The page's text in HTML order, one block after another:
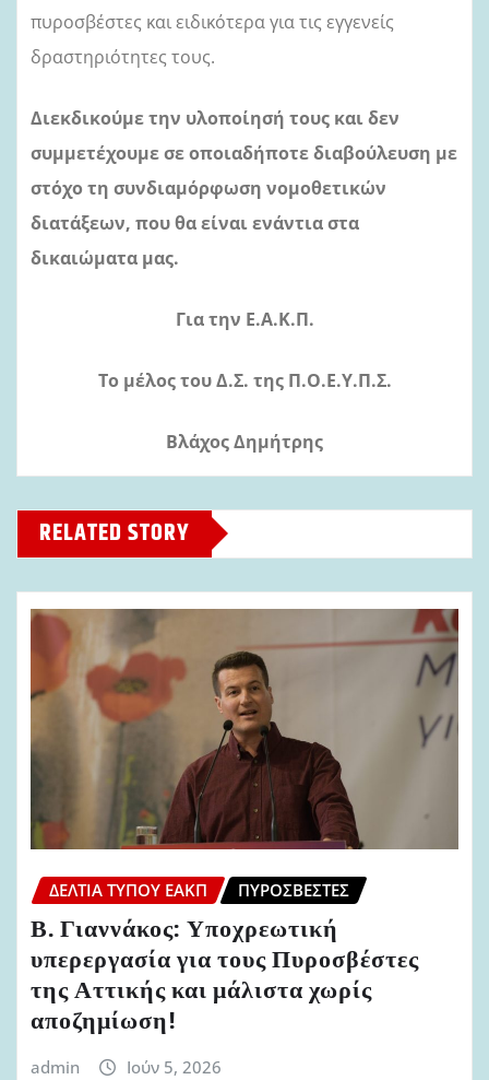
πυροσβέστες και ειδικότερα για τις εγγενείς
δραστηριότητες τους.
Διεκδικούμε την υλοποίησή τους και δεν
συμμετέχουμε σε οποιαδήποτε διαβούλευση με
στόχο τη συνδιαμόρφωση νομοθετικών
διατάξεων, που θα είναι ενάντια στα
δικαιώματα μας.
Για την Ε.Α.Κ.Π.
Το μέλος του Δ.Σ. της Π.Ο.Ε.Υ.Π.Σ.
Βλάχος Δημήτρης
RELATED STORY
ΔΕΛΤΊΑ ΤΎΠΟΥ ΕΑΚΠ ΠΥΡΟΣΒΈΣΤΕΣ
Β. Γιαννάκος: Υποχρεωτική
υπερεργασία για τους Πυροσβέστες
της Αττικής και μάλιστα χωρίς
αποζημίωση!
admin Ιούν 5, 2026